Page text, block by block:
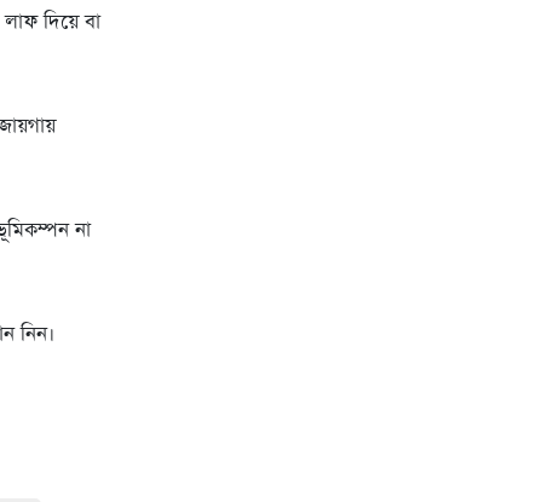
দিয়ে বা
না
নিন।